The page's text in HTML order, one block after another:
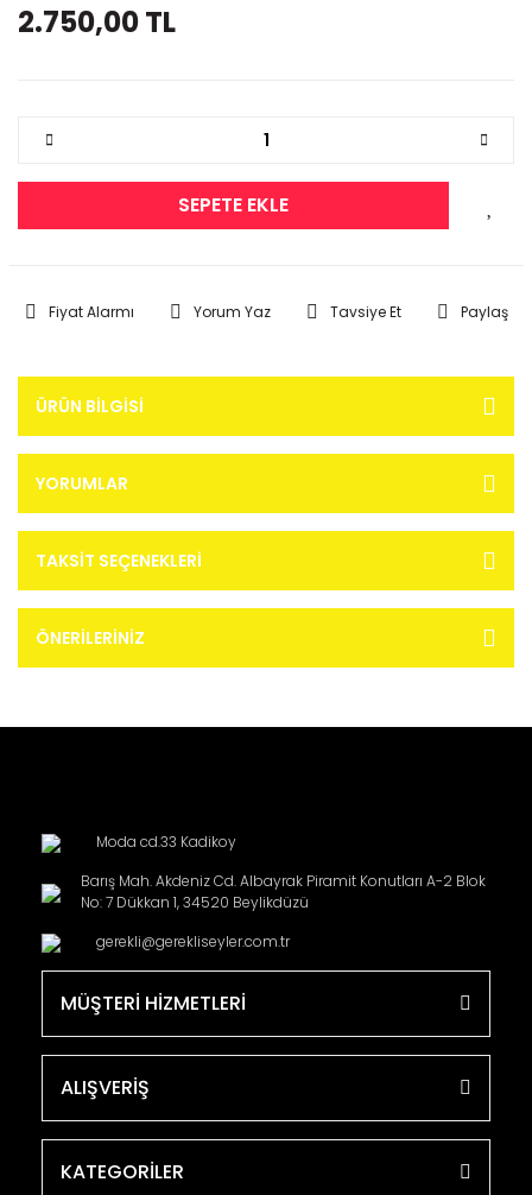
2.750,00 TL
SEPETE EKLE
Fiyat Alarmı Yorum Yaz Tavsiye Et Paylaş
ÜRÜN BILGISI
YORUMLAR
TAKSIT SEÇENEKLERI
ÖNERILERINIZ
Moda cd.33 Kadikoy
Barış Mah. Akdeniz Cd. Albayrak Piramit Konutları A-2 Blok
No: 7 Dükkan 1, 34520 Beylikdüzü
gerekli@gerekliseyler.com.tr
MÜŞTERİ HİZMETLERİ
ALIŞVERİŞ
KATEGORİLER